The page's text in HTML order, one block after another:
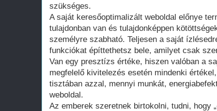
szükséges.
A saját keresőoptimalizált weboldal előnye
tulajdonban van és tulajdonképpen
személyre szabható. Teljesen a saját
funkciókat építtethetsz bele, amilyet csak
Van egy presztízs értéke, hiszen valóban a
megfelelő kivitelezés esetén mindenki
tisztában azzal, mennyi munkát,
weboldal.
Az emberek szeretnek birtokolni, tudni, hogy